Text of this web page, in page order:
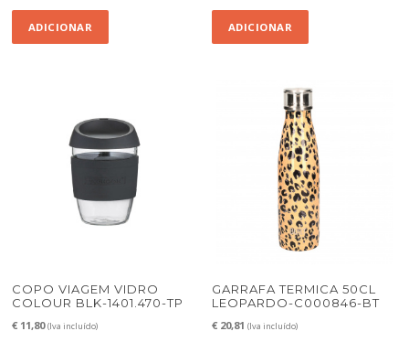
ADICIONAR ADICIONAR
COPO VIAGEM VIDRO
COLOUR BLK-1401.470-TP
€ 11,80 (Iva incluído)
GARRAFA TERMICA 50CL
LEOPARDO-C000846-BT
€ 20,81 (Iva incluído)